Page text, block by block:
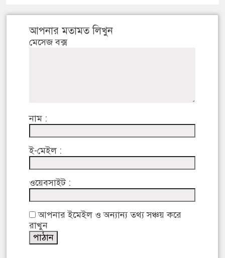
আপনার মতামত লিখুন
মেসেজ বক্স
নাম :
ই-মেইল :
ওয়েবসাইট :
আপনার ইমেইল ও অন্যান্য তথ্য সঞ্চয় করে
রাখুন